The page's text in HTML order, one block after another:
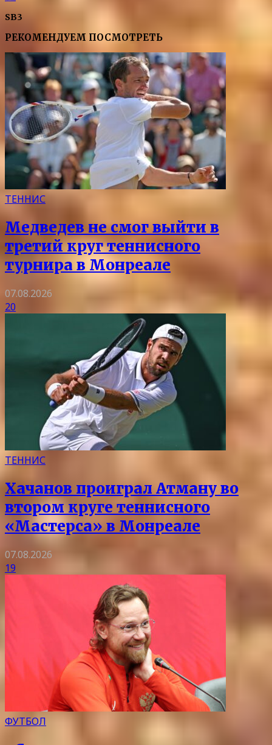
SB3
РЕКОМЕНДУЕМ ПОСМОТРЕТЬ
ТЕННИС
Медведев не смог выйти в
третий круг теннисного
турнира в Монреале
07.08.2026
20
ТЕННИС
Хачанов проиграл Атману во
втором круге теннисного
«Мастерса» в Монреале
07.08.2026
19
ФУТБОЛ